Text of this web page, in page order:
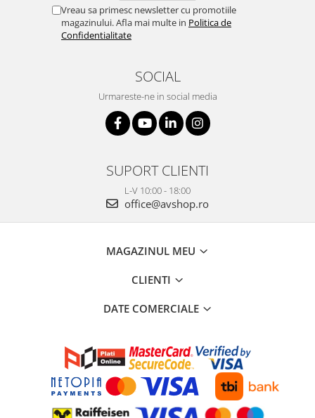
Vreau sa primesc newsletter cu promotiile
magazinului. Afla mai multe in Politica de
Confidentialitate
SOCIAL
Urmareste-ne in social media
SUPORT CLIENTI
L-V 10:00 - 18:00
office@avshop.ro
MAGAZINUL MEU
CLIENTI
DATE COMERCIALE